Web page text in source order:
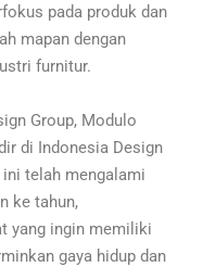
pada produk dan
mapan dengan
furnitur.
Group, Modulo
di Indonesia Design
telah mengalami
ke tahun,
yang ingin memiliki
gaya hidup dan